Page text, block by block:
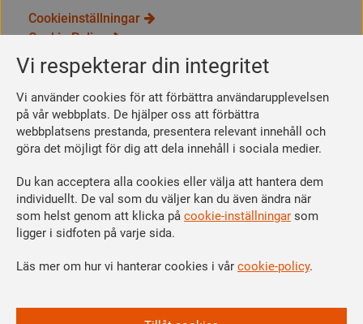
Vi respekterar din integritet
Vi använder cookies för att förbättra användarupplevelsen
på vår webbplats. De hjälper oss att förbättra
webbplatsens prestanda, presentera relevant innehåll och
göra det möjligt för dig att dela innehåll i sociala medier.
Du kan acceptera alla cookies eller välja att hantera dem
individuellt. De val som du väljer kan du även ändra när
som helst genom att klicka på cookie-inställningar som
ligger i sidfoten på varje sida.
Läs mer om hur vi hanterar cookies i vår cookie-policy.
Cookieinställningar
Cookie Policy
Integritetspolicy
Bli medlem
Så här blir du medlem
Se dina förmåner
Räkna ut din medlemsavgift
Följ oss
Facebook
Linkedin
Youtube